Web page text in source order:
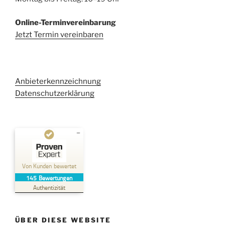
Online-Terminvereinbarung
Jetzt Termin vereinbaren
Anbieterkennzeichnung
Datenschutzerklärung
Von Kunden bewertet
145 Bewertungen
Authentizität
Kundenbewertungen und Erfahrungen zu
Kehl Rechtsanwaltsgesellschaft mbH
SEHR GUT
ÜBER DIESE WEBSITE